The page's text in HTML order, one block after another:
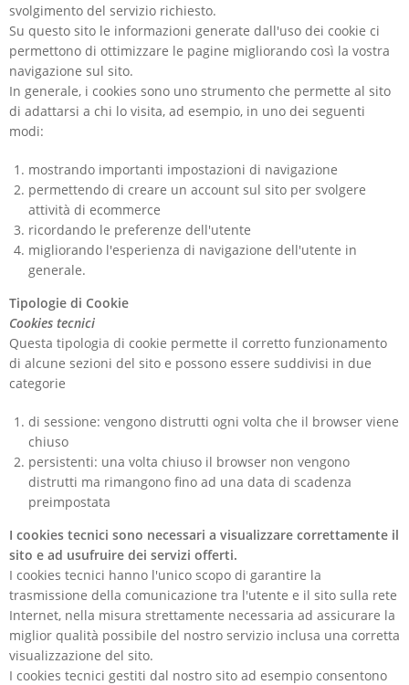
svolgimento del servizio richiesto.
Su questo sito le informazioni generate dall'uso dei cookie ci
permettono di ottimizzare le pagine migliorando così la vostra
navigazione sul sito.
In generale, i cookies sono uno strumento che permette al sito
di adattarsi a chi lo visita, ad esempio, in uno dei seguenti
modi:
mostrando importanti impostazioni di navigazione
permettendo di creare un account sul sito per svolgere
attività di ecommerce
ricordando le preferenze dell'utente
migliorando l'esperienza di navigazione dell'utente in
generale.
Tipologie di Cookie
Cookies tecnici
Questa tipologia di cookie permette il corretto funzionamento
di alcune sezioni del sito e possono essere suddivisi in due
categorie
di sessione: vengono distrutti ogni volta che il browser viene
chiuso
persistenti: una volta chiuso il browser non vengono
distrutti ma rimangono fino ad una data di scadenza
preimpostata
I cookies tecnici sono necessari a visualizzare correttamente il
sito e ad usufruire dei servizi offerti.
I cookies tecnici hanno l'unico scopo di garantire la
trasmissione della comunicazione tra l'utente e il sito sulla rete
Internet, nella misura strettamente necessaria ad assicurare la
miglior qualità possibile del nostro servizio inclusa una corretta
visualizzazione del sito.
I cookies tecnici gestiti dal nostro sito ad esempio consentono